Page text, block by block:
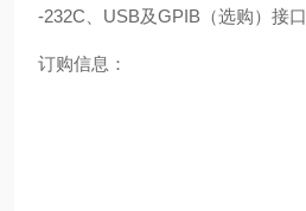
-232C、USB及GPIB（选购）接
订购信息：